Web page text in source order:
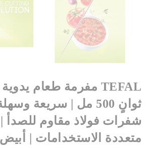
ثوانٍ 500 مل | سريعة
شفرات فولاذ مقاوم للصدأ |
متعددة الاستخدامات |